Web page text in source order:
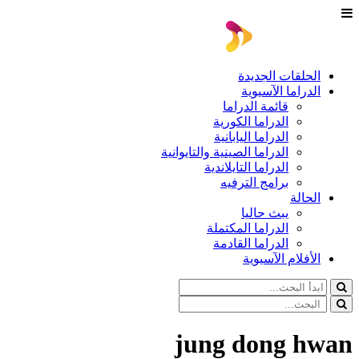
الحلقات الجديدة
الدراما الآسيوية
قائمة الدراما
الدراما الكورية
الدراما اليابانية
الدراما الصينية والتايوانية
الدراما التايلاندية
برامج الترفيه
الحالة
يبث حاليا
الدراما المكتملة
الدراما القادمة
الأفلام الآسيوية
jung dong hwan